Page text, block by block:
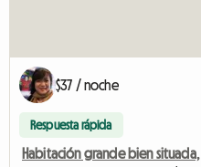
$37 / noche
Respuesta rápida